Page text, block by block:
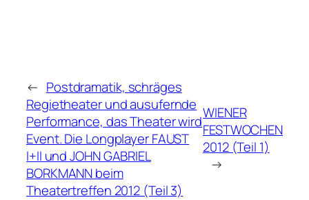
← Postdramatik, schräges
Regietheater und ausufernde
Performance, das Theater wird
Event. Die Longplayer FAUST
I+II und JOHN GABRIEL
BORKMANN beim
Theatertreffen 2012 (Teil 3)
WIENER
FESTWOCHEN
2012 (Teil 1)
→